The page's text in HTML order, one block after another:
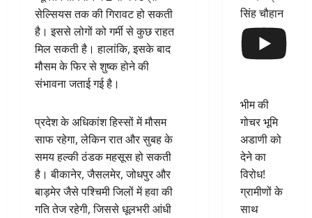
सेल्सियस तक की गिरावट हो सकती
है। इससे लोगों को गर्मी से कुछ राहत
मिल सकती है। हालांकि, इसके बाद
मौसम के फिर से शुष्क होने की
संभावना जताई गई है।
प्रदेश के अधिकांश हिस्सों में मौसम
साफ रहेगा, लेकिन रात और सुबह के
समय हल्की ठंडक महसूस हो सकती
है। बीकानेर, जैसलमेर, जोधपुर और
बाड़मेर जैसे पश्चिमी जिलों में हवा की
गति तेज रहेगी, जिससे धूलभरी आंधी
सिंह चौहान
भीम की
गोचर भूमि
अडाणी को
देने का
विरोध!
ग्रामीणों के
साथ